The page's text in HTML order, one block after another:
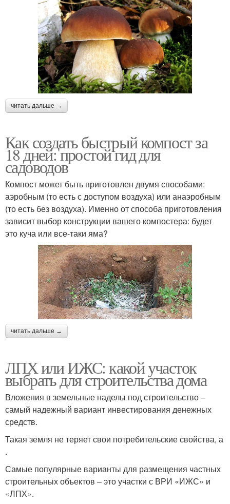
читать дальше →
Как создать быстрый компост за
18 дней: простой гид для
садоводов
Компост может быть приготовлен двумя способами:
аэробным (то есть с доступом воздуха) или анаэробным
(то есть без воздуха). Именно от способа приготовления
зависит выбор конструкции вашего компостера: будет
это куча или все-таки яма?
читать дальше →
ЛПХ или ИЖС: какой участок
выбрать для строительства дома
Вложения в земельные наделы под строительство –
самый надежный вариант инвестирования денежных
средств.
Такая земля не теряет свои потребительские свойства, а
.
Самые популярные варианты для размещения частных
строительных объектов – это участки с ВРИ «ИЖС» и
«ЛПХ».